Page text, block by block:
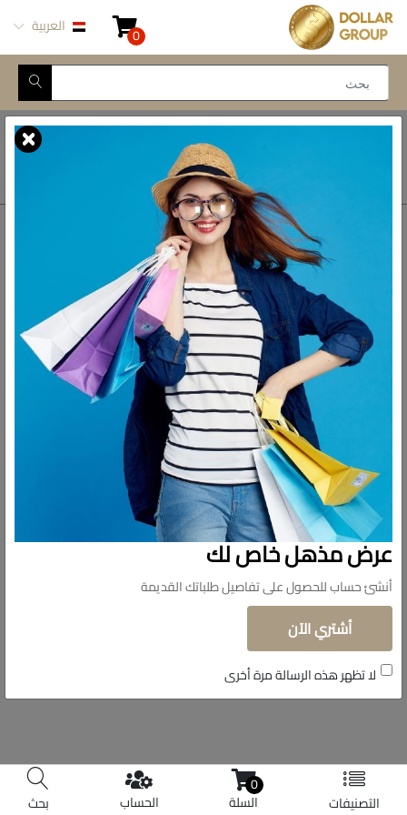
0 العربية
التصنيفات
0
السلة الحساب بحث
Closed for Maintenance
رواد الادوات المنزلية فى مصر
أتصل بنا
أحصل على الاتجاهات
ش المدينة المنورة -
محور طه حسين, 69 طه
حسين النزهة الجديدة -
القاهرة
البريد الالكتروني
info@dollar-group.com
تابعونا
© حقوق الملكية 2026 دولار للاستيراد.
تم التطوير بواسطة
عرض مذهل خاص لك
أنشئ حساب للحصول على تفاصيل طلباتك القديمة
أشتري الآن
لا تظهر هذه الرسالة مرة أخرى